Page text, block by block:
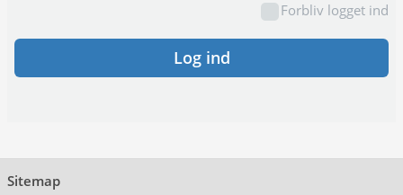
Forbliv logget ind
Log ind
Sitemap